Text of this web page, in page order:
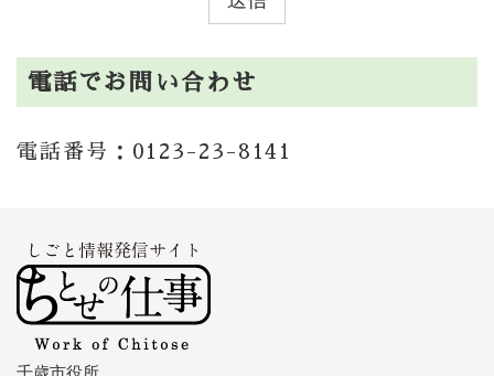
電話でお問い合わせ
電話番号：0123-23-8141
千歳市役所